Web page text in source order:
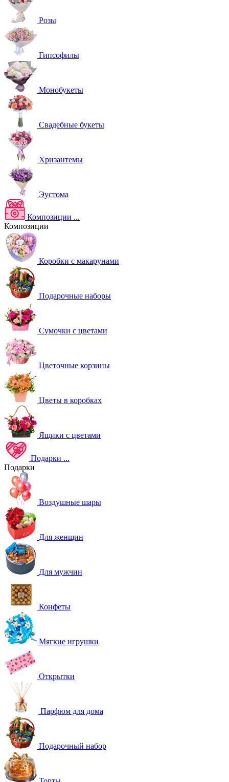
Розы
Гипсофилы
Монобукеты
Свадебные букеты
Хризантемы
Эустома
Композиции ...
Композиции
Коробки с макарунами
Подарочные наборы
Сумочки с цветами
Цветочные корзины
Цветы в коробках
Ящики с цветами
Подарки ...
Подарки
Воздушные шары
Для женщин
Для мужчин
Конфеты
Мягкие игрушки
Открытки
Парфюм для дома
Подарочный набор